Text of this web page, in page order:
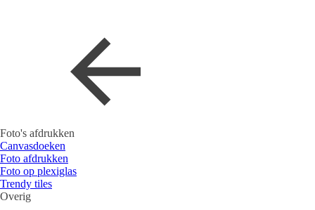
Foto's afdrukken
Canvasdoeken
Foto afdrukken
Foto op plexiglas
Trendy tiles
Overig